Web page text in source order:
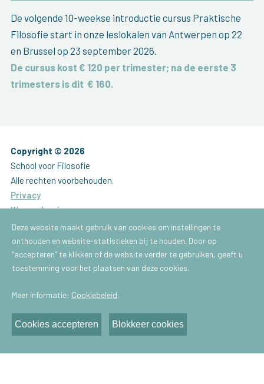
De volgende 10-weekse introductie cursus Praktische
Filosofie start in onze leslokalen van Antwerpen op 22
en Brussel op 23 september 2026.
De cursus kost € 120 per trimester; na de eerste 3
trimesters is dit € 160.
Copyright © 2026
School voor Filosofie
Alle rechten voorbehouden.
Privacy
Waarschuwing
Website byBrainlane
Brussel
School voor Filosofie
1050 - Brussel
Antwerpen
School voor Filosofie
Deze website maakt gebruik van cookies om instellingen te
onthouden en website-statistieken bij te houden. Door op
“accepteren” te klikken of de website verder te gebruiken, geeft u
toestemming voor het plaatsen van deze cookies.
Meer informatie: Cookiebeleid.
Cookies accepteren Blokkeer cookies